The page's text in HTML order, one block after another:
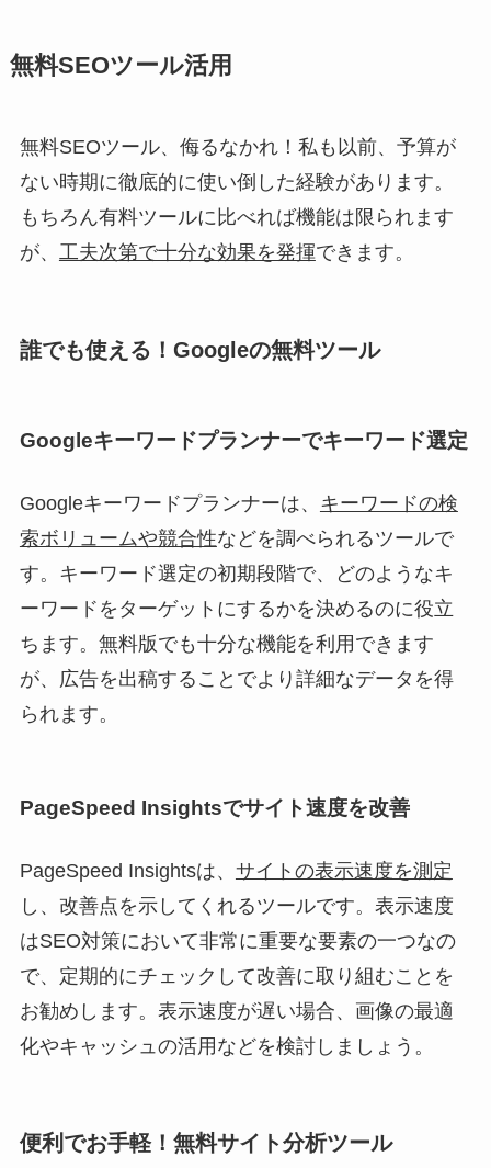
無料SEOツール活用
無料SEOツール、侮るなかれ！私も以前、予算が
ない時期に徹底的に使い倒した経験があります。
もちろん有料ツールに比べれば機能は限られます
が、 工夫次第で十分な効果を発揮できます。
誰でも使える！Googleの無料ツール
Googleキーワードプランナーでキーワード選定
Googleキーワードプランナーは、 キーワードの検
索ボリュームや競合性などを調べられるツールで
す。キーワード選定の初期段階で、どのようなキ
ーワードをターゲットにするかを決めるのに役立
ちます。無料版でも十分な機能を利用できます
が、広告を出稿することでより詳細なデータを得
られます。
PageSpeed Insightsでサイト速度を改善
PageSpeed Insightsは、 サイトの表示速度を測定
し、改善点を示してくれるツールです。表示速度
はSEO対策において非常に重要な要素の一つなの
で、定期的にチェックして改善に取り組むことを
お勧めします。表示速度が遅い場合、画像の最適
化やキャッシュの活用などを検討しましょう。
便利でお手軽！無料サイト分析ツール